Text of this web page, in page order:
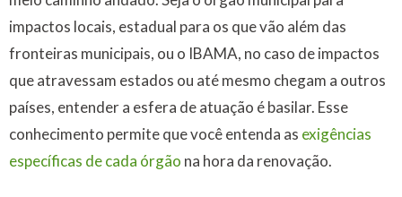
impactos locais, estadual para os que vão além das
fronteiras municipais, ou o IBAMA, no caso de impactos
que atravessam estados ou até mesmo chegam a outros
países, entender a esfera de atuação é basilar. Esse
conhecimento permite que você entenda as exigências
específicas de cada órgão na hora da renovação.